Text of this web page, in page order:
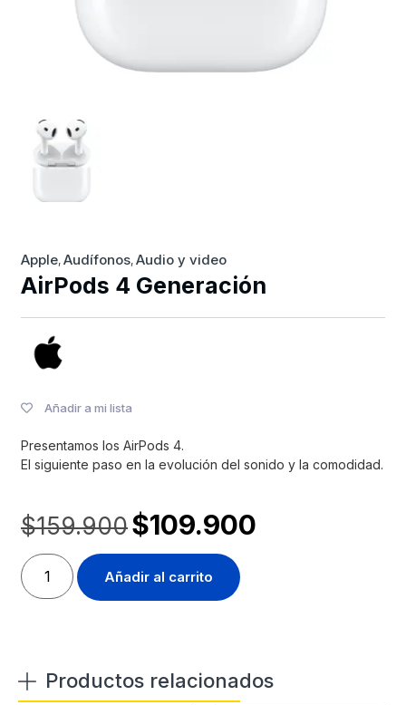
Apple, Audífonos, Audio y video
AirPods 4 Generación
Añadir a mi lista
Presentamos los AirPods 4.
El siguiente paso en la evolución del sonido y la comodidad.
$159.900$109.900
Añadir al carrito
Productos relacionados